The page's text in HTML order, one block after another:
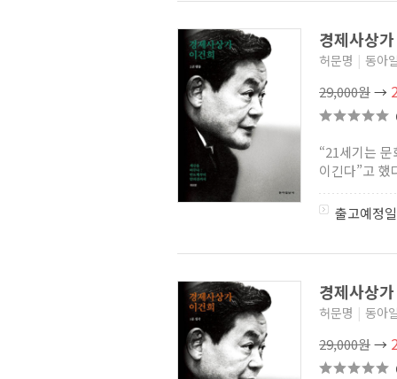
경제사상
허문명 | 동아
29,000원→
“21세기는
이긴다”고 했
출고예정
경제사상
허문명 | 동아
29,000원→